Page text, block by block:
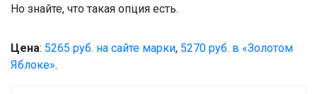
Но знайте, что такая опция есть.
Цена: 5265 руб. на сайте марки, 5270 руб. в «Золотом
Яблоке».